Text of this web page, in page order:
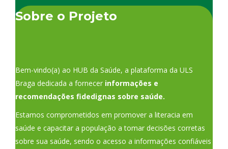
Sobre o Projeto
Bem-vindo(a) ao HUB da Saúde, a plataforma da ULS
Braga dedicada a fornecer informações e
recomendações fidedignas sobre saúde.
Estamos comprometidos em promover a literacia em
saúde e capacitar a população a tomar decisões corretas
sobre sua saúde, sendo o acesso a informações confiáveis